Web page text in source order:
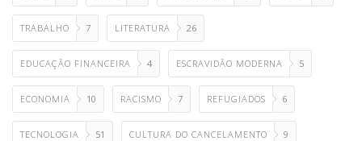
TRABALHO 7 LITERATURA 26
EDUCAÇÃO FINANCEIRA 4 ESCRAVIDÃO MODERNA 5
ECONOMIA 10 RACISMO 7 REFUGIADOS 6
TECNOLOGIA 51 CULTURA DO CANCELAMENTO 9